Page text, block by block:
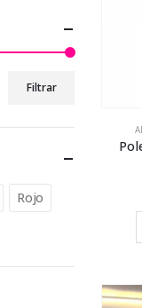
Filtrar
Rojo